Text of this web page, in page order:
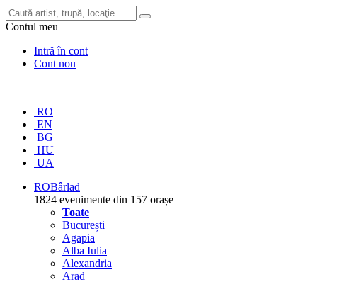
Contul meu
Intră în cont
Cont nou
RO
EN
BG
HU
UA
ROBârlad
1824 evenimente din 157 orașe
Toate
București
Agapia
Alba Iulia
Alexandria
Arad